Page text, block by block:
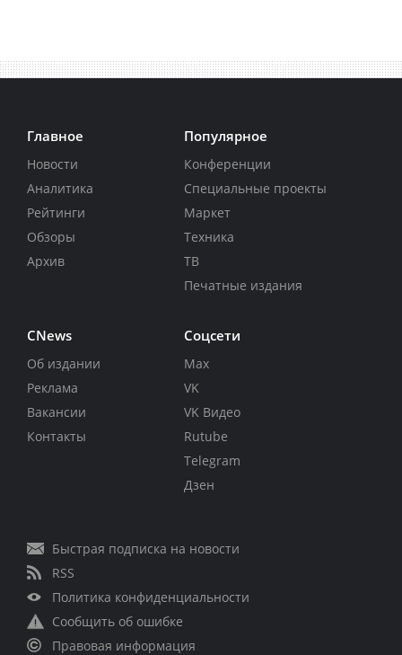
Главное
Новости
Аналитика
Рейтинги
Обзоры
Архив
Популярное
Конференции
Специальные проекты
Маркет
Техника
ТВ
Печатные издания
CNews
Об издании
Реклама
Вакансии
Контакты
Соцсети
Max
VK
VK Видео
Rutube
Telegram
Дзен
Быстрая подписка на новости
RSS
Политика конфиденциальности
Сообщить об ошибке
Правовая информация